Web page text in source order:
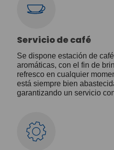
Servicio de café
Se dispone estación de
aromáticas, con el fin de
refresco en cualquier
está siempre bien
garantizando un servicio